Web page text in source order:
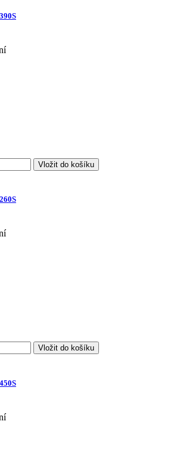
Vložit do košíku
Vložit do košíku